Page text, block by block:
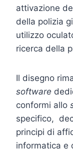
attivazione
della polizia
utilizzo
ricerca della
Il disegno
software
conformi allo
specifico,
principi di
informatica e